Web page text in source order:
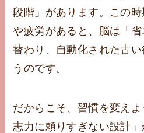
段階」があります。この
や疲労があると、脳は「
替わり、自動化された古
うのです。
だからこそ、習慣を変え
志力に頼りすぎない設計」